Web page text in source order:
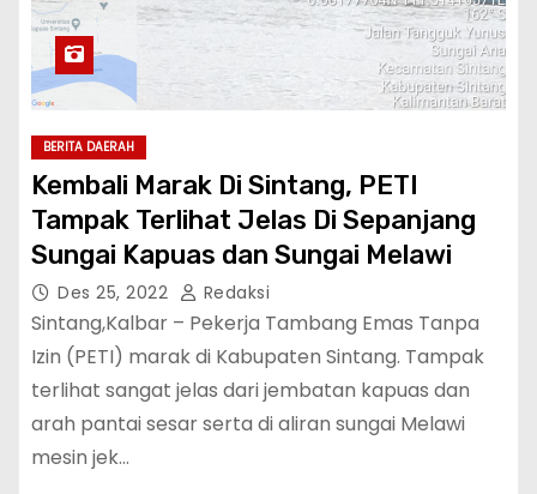
BERITA DAERAH
Kembali Marak Di Sintang, PETI
Tampak Terlihat Jelas Di Sepanjang
Sungai Kapuas dan Sungai Melawi
Des 25, 2022 Redaksi
Sintang,Kalbar – Pekerja Tambang Emas Tanpa
Izin (PETI) marak di Kabupaten Sintang. Tampak
terlihat sangat jelas dari jembatan kapuas dan
arah pantai sesar serta di aliran sungai Melawi
mesin jek…